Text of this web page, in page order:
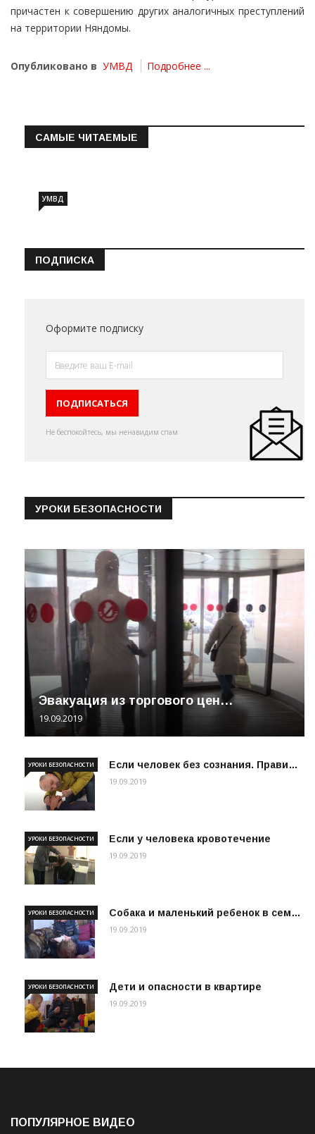
причастен к совершению других аналогичных преступлений
на территории Няндомы.
Опубликовано в УМВД Подробнее ...
САМЫЕ ЧИТАЕМЫЕ
УМВД
ПОДПИСКА
Оформите подписку
Не беспокойтесь, мы ненавидим спам
УРОКИ БЕЗОПАСНОСТИ
Эвакуация из торгового цен…
19.09.2019
Если человек без сознания. Прави…
УРОКИ БЕЗОПАСНОСТИ
19.09.2019
Если у человека кровотечение
УРОКИ БЕЗОПАСНОСТИ
19.09.2019
Собака и маленький ребенок в сем…
УРОКИ БЕЗОПАСНОСТИ
19.09.2019
Дети и опасности в квартире
УРОКИ БЕЗОПАСНОСТИ
19.09.2019
ПОПУЛЯРНОЕ ВИДЕО